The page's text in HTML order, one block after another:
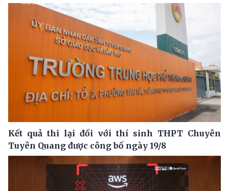
Kết quả thi lại đối với thí sinh THPT Chuyên
Tuyên Quang được công bố ngày 19/8